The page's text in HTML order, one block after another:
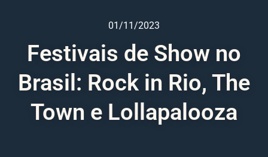
01/11/2023
Festivais de Show no
Brasil: Rock in Rio, The
Town e Lollapalooza